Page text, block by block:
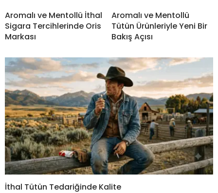
Aromalı ve Mentollü İthal
Sigara Tercihlerinde Oris
Markası
Aromalı ve Mentollü
Tütün Ürünleriyle Yeni Bir
Bakış Açısı
İthal Tütün Tedariğinde Kalite